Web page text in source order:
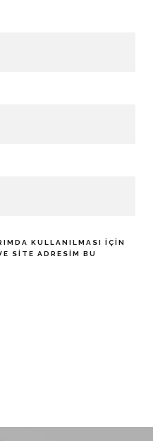
KULLANILMASI IÇIN
SITE ADRESIM BU